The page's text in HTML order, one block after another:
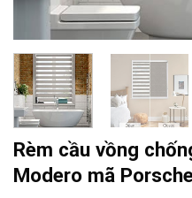
Rèm cầu vồng
Modero mã